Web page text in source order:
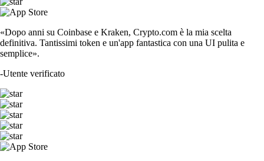
«Dopo anni su Coinbase e Kraken, Crypto.com è la mia scelta
definitiva. Tantissimi token e un'app fantastica con una UI pulita e
semplice».
-Utente verificato